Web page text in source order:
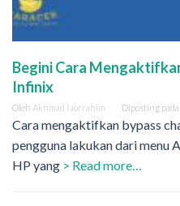
Begini Cara
Infinix
Oleh Akhmad Norrahim Diposting pada
Cara mengaktifkan bypass
pengguna lakukan dari menu
HP yang > Read more…